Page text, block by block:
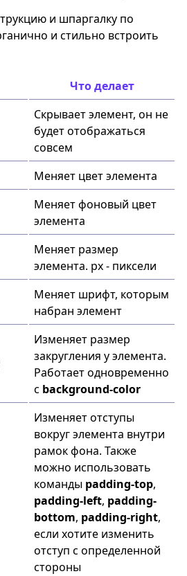
и шпаргалку по
и стильно встроить
Что делает
Скрывает элемент, он не
будет отображаться
совсем
Меняет цвет элемента
Меняет фоновый цвет
элемента
Меняет размер
элемента. px - пиксели
Меняет шрифт, которым
набран элемент
Изменяет размер
закругления у элемента.
Работает одновременно
с background-color
Изменяет отступы
вокруг элемента внутри
рамок фона. Также
можно использовать
команды padding-top,
padding-left, padding-
bottom, padding-right,
если хотите изменить
отступ с определенной
стороны